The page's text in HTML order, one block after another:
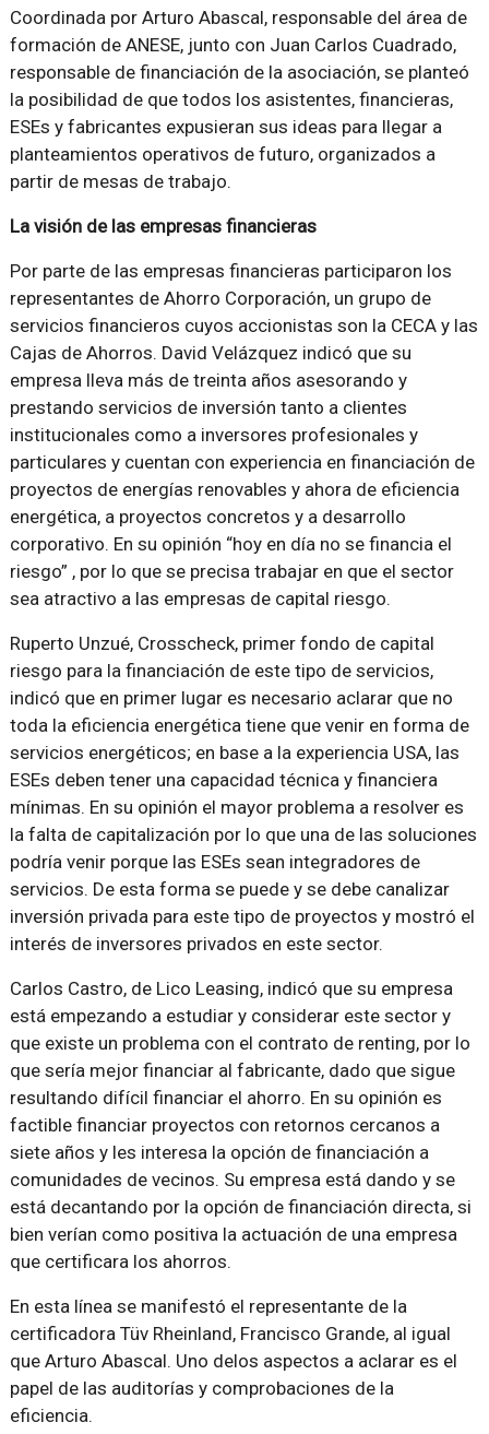
Coordinada por Arturo Abascal, responsable del área de
formación de ANESE, junto con Juan Carlos Cuadrado,
responsable de financiación de la asociación, se planteó
la posibilidad de que todos los asistentes, financieras,
ESEs y fabricantes expusieran sus ideas para llegar a
planteamientos operativos de futuro, organizados a
partir de mesas de trabajo.
La visión de las empresas financieras
Por parte de las empresas financieras participaron los
representantes de Ahorro Corporación, un grupo de
servicios financieros cuyos accionistas son la CECA y las
Cajas de Ahorros. David Velázquez indicó que su
empresa lleva más de treinta años asesorando y
prestando servicios de inversión tanto a clientes
institucionales como a inversores profesionales y
particulares y cuentan con experiencia en financiación de
proyectos de energías renovables y ahora de eficiencia
energética, a proyectos concretos y a desarrollo
corporativo. En su opinión “hoy en día no se financia el
riesgo” , por lo que se precisa trabajar en que el sector
sea atractivo a las empresas de capital riesgo.
Ruperto Unzué, Crosscheck, primer fondo de capital
riesgo para la financiación de este tipo de servicios,
indicó que en primer lugar es necesario aclarar que no
toda la eficiencia energética tiene que venir en forma de
servicios energéticos; en base a la experiencia USA, las
ESEs deben tener una capacidad técnica y financiera
mínimas. En su opinión el mayor problema a resolver es
la falta de capitalización por lo que una de las soluciones
podría venir porque las ESEs sean integradores de
servicios. De esta forma se puede y se debe canalizar
inversión privada para este tipo de proyectos y mostró el
interés de inversores privados en este sector.
Carlos Castro, de Lico Leasing, indicó que su empresa
está empezando a estudiar y considerar este sector y
que existe un problema con el contrato de renting, por lo
que sería mejor financiar al fabricante, dado que sigue
resultando difícil financiar el ahorro. En su opinión es
factible financiar proyectos con retornos cercanos a
siete años y les interesa la opción de financiación a
comunidades de vecinos. Su empresa está dando y se
está decantando por la opción de financiación directa, si
bien verían como positiva la actuación de una empresa
que certificara los ahorros.
En esta línea se manifestó el representante de la
certificadora Tüv Rheinland, Francisco Grande, al igual
que Arturo Abascal. Uno delos aspectos a aclarar es el
papel de las auditorías y comprobaciones de la
eficiencia.